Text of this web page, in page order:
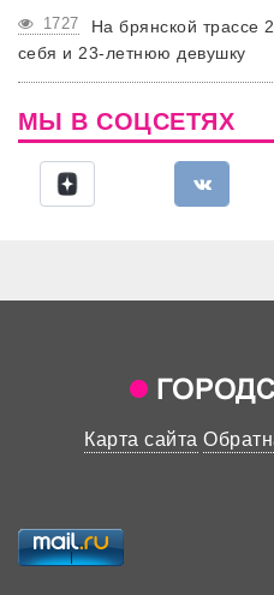
1727
На брянской трассе
себя и 23-летнюю девушку
МЫ В СОЦСЕТЯХ
Карта сайта